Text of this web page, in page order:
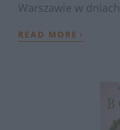
Warszawie w
READ MORE ›